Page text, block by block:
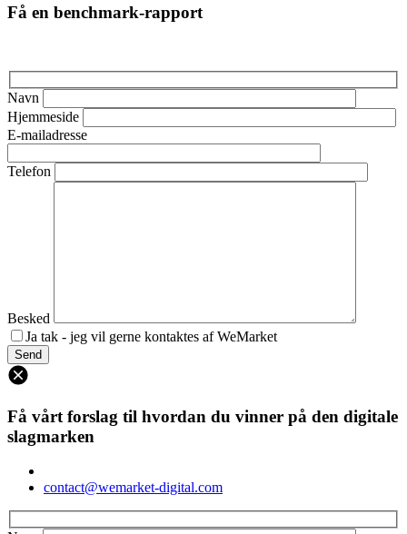
Få en benchmark-rapport
Navn
Hjemmeside
E-mailadresse
Telefon
Besked
Ja tak - jeg vil gerne kontaktes af WeMarket
Få vårt forslag til hvordan du vinner på den digitale
slagmarken
contact@wemarket-digital.com